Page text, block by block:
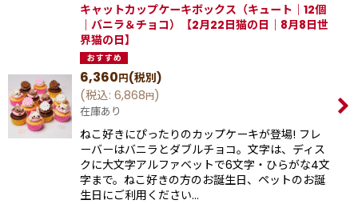
キャットカップケーキボックス（キュート｜12個
｜バニラ＆チョコ）【2月22日猫の日｜8月8日世
界猫の日】
6,360円(税別)
(税込: 6,868円)
在庫あり
ねこ好きにぴったりのカップケーキが登場! フレ
ーバーはバニラとダブルチョコ。文字は、ディス
クに大文字アルファベットで6文字・ひらがな4文
字まで。ねこ好きの方のお誕生日、ペットのお誕
生日にご利用ください…